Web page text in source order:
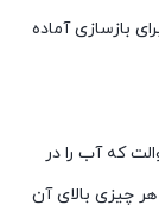
بازسازی آماده
که آب را در
چیزی بالای آن